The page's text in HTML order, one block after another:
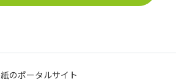
紙のポータルサイト